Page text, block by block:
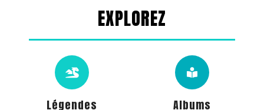
EXPLOREZ
Légendes Albums